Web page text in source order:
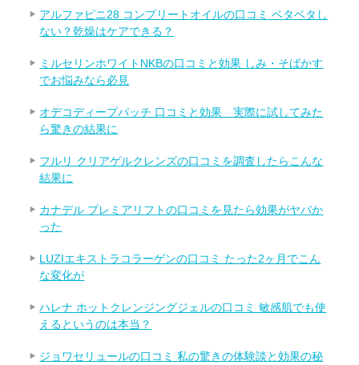
アルファピニ28 コンプリートオイルの口コミ ベタベタし
ない？乾燥はケアできる？
ミルセリンホワイトNKBの口コミと効果 しみ・そばかす
でお悩みなら必見
オデコディープパッチ 口コミと効果 実際に試してみた
ら驚きの結果に
フルリ クリアゲルクレンズの口コミを調査したらこんな
結果に
カナデル プレミアリフトの口コミを見たら効果がヤバか
った
LUZIエキストラコラーゲンの口コミ たった2ヶ月でこん
な変化が
ハレナ ホットクレンジングジェルの口コミ 敏感肌でも使
えるというのは本当？
ジョワセリュールの口コミ 私の驚きの体験談と効果の秘